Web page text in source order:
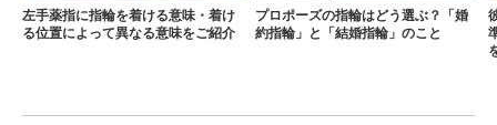
左手薬指に指輪を着ける意味・着け
る位置によって異なる意味をご紹介
プロポーズの指輪はどう選ぶ？「婚
約指輪」と「結婚指輪」のこと